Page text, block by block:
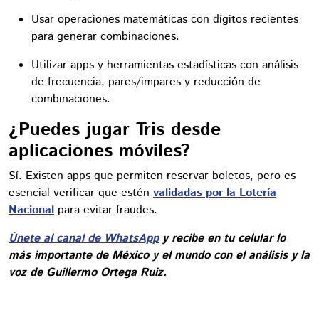
Usar operaciones matemáticas con dígitos recientes
para generar combinaciones.
Utilizar apps y herramientas estadísticas con análisis
de frecuencia, pares/impares y reducción de
combinaciones.
¿Puedes jugar Tris desde
aplicaciones móviles?
Sí. Existen apps que permiten reservar boletos, pero es
esencial verificar que estén validadas por la Lotería
Nacional para evitar fraudes.
Únete al canal de WhatsAppy recibe en tu celular lo
más importante de México y el mundo con el análisis y la
voz de Guillermo Ortega Ruiz.